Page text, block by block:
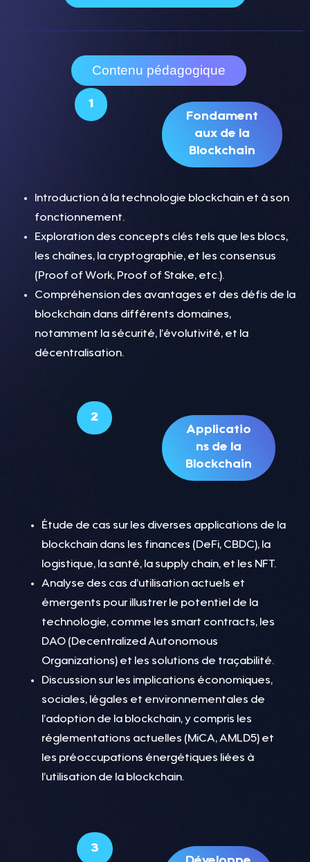
Contenu pédagogique
1
Fondament
aux de la
Blockchain
Introduction à la technologie blockchain et à son
fonctionnement.
Exploration des concepts clés tels que les blocs,
les chaînes, la cryptographie, et les consensus
(Proof of Work, Proof of Stake, etc.).
Compréhension des avantages et des défis de la
blockchain dans différents domaines,
notamment la sécurité, l’évolutivité, et la
décentralisation.
2
Applicatio
ns de la
Blockchain
Étude de cas sur les diverses applications de la
blockchain dans les finances (DeFi, CBDC), la
logistique, la santé, la supply chain, et les NFT.
Analyse des cas d’utilisation actuels et
émergents pour illustrer le potentiel de la
technologie, comme les smart contracts, les
DAO (Decentralized Autonomous
Organizations) et les solutions de traçabilité.
Discussion sur les implications économiques,
sociales, légales et environnementales de
l’adoption de la blockchain, y compris les
réglementations actuelles (MiCA, AMLD5) et
les préoccupations énergétiques liées à
l’utilisation de la blockchain.
3